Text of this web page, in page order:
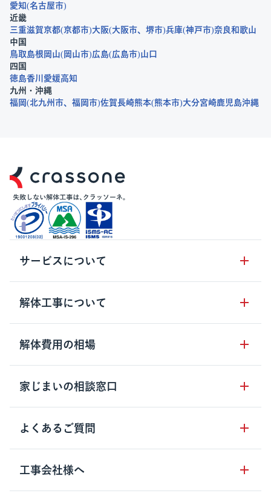
愛知 名古屋市
近畿
三重滋賀京都 京都市 大阪 大阪市 堺市 兵庫 神戸市 奈良和歌山
中国
鳥取 島根 岡山 岡山市 広島 広島市 山口
四国
徳島香川 愛媛高知
九州・沖縄
福岡 北九州市 福岡市 佐賀長崎熊本 熊本市 大分宮崎鹿児島沖縄
サービスについて
サービスの流れ
サービスのメリット
クラッソーネの自治体連携
お客さまの声
空き家の処分を検討のお客様へ
解体工事について
解体工事の基礎知識
解体工事に関わる法律
用語集
解体費用の相場
木造住宅の相場
鉄骨造住宅の相場
RC造住宅の相場
家じまいの相談窓口
家じまいの相談窓口
よくあるご質問
クラッソーネの利用方法
工事の進め方
工事会社様へ